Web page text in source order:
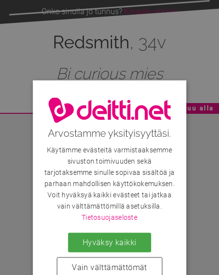
Onko sinulla jo tunnus? Kirjaudu sisään
Redsmith, 34v
Bi curious mies
Mainoskatko - Sisältö jatkuu alla
Arvostamme yksityisyyttäsi.
Käytämme evästeitä varmistaaksemme
sivuston toimivuuden sekä
tarjotaksemme sinulle sopivaa sisältöä ja
parhaan mahdollisen käyttökokemuksen.
Voit hyväksyä kaikki evästeet tai jatkaa
vain välttämättömillä asetuksilla.
Tietosuojaseloste
Hyväksy kaikki
Vain välttämättömät